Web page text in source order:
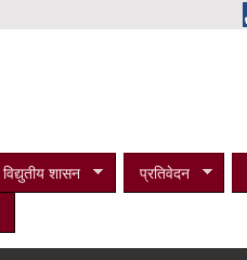
विद्युतीय शासन प्रतिवेदन